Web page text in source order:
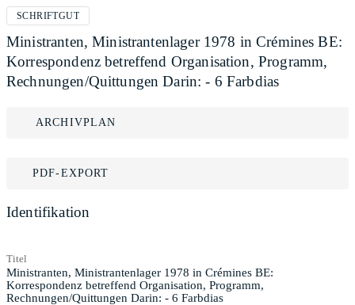
SCHRIFTGUT
Ministranten, Ministrantenlager 1978 in Crémines BE:
Korrespondenz betreffend Organisation, Programm,
Rechnungen/Quittungen Darin: - 6 Farbdias
ARCHIVPLAN
PDF-EXPORT
Identifikation
Titel
Ministranten, Ministrantenlager 1978 in Crémines BE:
Korrespondenz betreffend Organisation, Programm,
Rechnungen/Quittungen Darin: - 6 Farbdias